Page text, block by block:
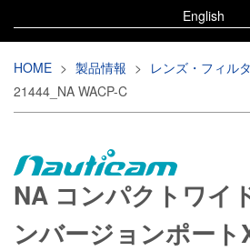
English
HOME > 製品情報 > レンズ・フィル
21444_NA WACP-C
NA コンパクトワイ
ンバージョンポート